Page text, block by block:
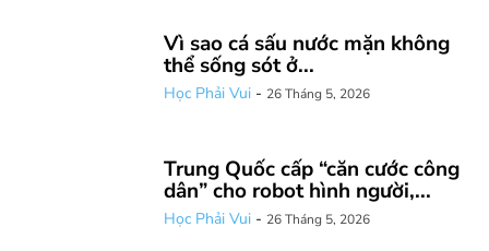
Vì sao cá sấu nước mặn không
thể sống sót ở...
Học Phải Vui - 26 Tháng 5, 2026
Trung Quốc cấp “căn cước công
dân” cho robot hình người,...
Học Phải Vui - 26 Tháng 5, 2026